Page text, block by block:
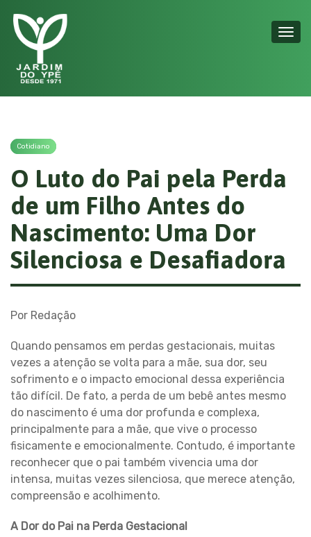
Cotidiano
O Luto do Pai pela Perda
de um Filho Antes do
Nascimento: Uma Dor
Silenciosa e Desafiadora
Por Redação
Quando pensamos em perdas gestacionais, muitas
vezes a atenção se volta para a mãe, sua dor, seu
sofrimento e o impacto emocional dessa experiência
tão difícil. De fato, a perda de um bebê antes mesmo
do nascimento é uma dor profunda e complexa,
principalmente para a mãe, que vive o processo
fisicamente e emocionalmente. Contudo, é importante
reconhecer que o pai também vivencia uma dor
intensa, muitas vezes silenciosa, que merece atenção,
compreensão e acolhimento.
A Dor do Pai na Perda Gestacional